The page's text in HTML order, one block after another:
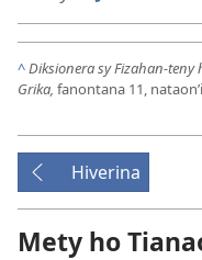
^ Diksionera sy Fizahan-teny
Grika, fanontana 11,
Hiverina
Mety ho